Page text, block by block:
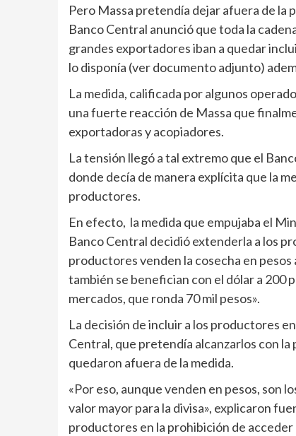
Pero Massa pretendía dejar afuera de la
Banco Central anunció que toda la
grandes exportadores iban a quedar
lo disponía (ver documento adjunto)
La medida, calificada por algunos
una fuerte reacción de Massa que
exportadoras y acopiadores.
La tensión llegó a tal extremo que el
donde decía de manera explícita que la
productores.
En efecto, la medida que empujaba el
Banco Central decidió extenderla a los
productores venden la cosecha en
también se benefician con el dólar a 200
mercados, que ronda 70 mil pesos».
La decisión de incluir a los productores
Central, que pretendía alcanzarlos con
quedaron afuera de la medida.
«Por eso, aunque venden en pesos, son
valor mayor para la divisa», explicaron
productores en la prohibición de